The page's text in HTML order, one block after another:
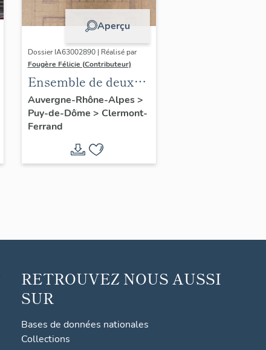
Aperçu
Dossier IA63002890 | Réalisé par
Fougère Félicie (Contributeur)
Ensemble de deux
maisons
Auvergne-Rhône-Alpes>
Puy-de-Dôme > Clermont-
Ferrand
RETROUVEZ NOUS AUSSI
SUR
Bases de données nationales
Collections